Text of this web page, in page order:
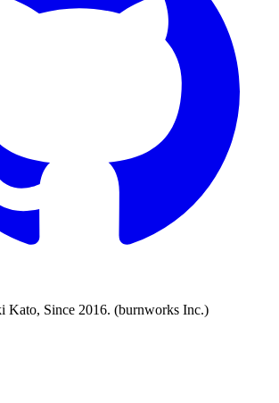
Kato, Since 2016. (burnworks Inc.)